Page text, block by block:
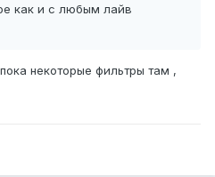
как и с любым лайв
некоторые фильтры там ,